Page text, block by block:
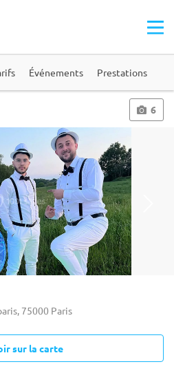
Événements Prestations
6
75000 Paris
sur la carte